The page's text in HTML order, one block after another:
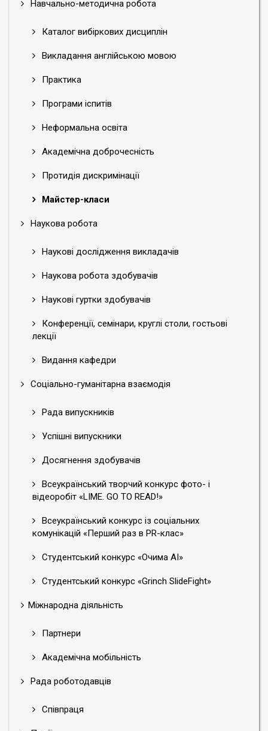
Навчально-методична робота
Каталог вибіркових дисциплін
Викладання англійською мовою
Практика
Програми іспитів
Неформальна освіта
Академічна доброчесність
Протидія дискримінації
Майстер-класи
Наукова робота
Наукові дослідження викладачів
Наукова робота здобувачів
Наукові гуртки здобувачів
Конференції, семінари, круглі столи, гостьові
лекції
Видання кафедри
Соціально-гуманітарна взаємодія
Рада випускників
Успішні випускники
Досягнення здобувачів
Всеукраїнський творчий конкурс фото- і
відеоробіт «LIME. GO TO READ!»
Всеукраїнський конкурс із соціальних
комунікацій «Перший раз в PR-клас»
Студентський конкурс «Очима АІ»
Студентський конкурс «Grinch SlideFight»
Міжнародна діяльність
Партнери
Академічна мобільність
Рада роботодавців
Співпраця